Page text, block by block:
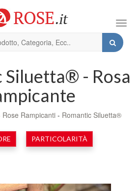
Siluetta® - Rosa
Rose Rampicanti - Romantic Siluetta®
PARTICOLARITÀ